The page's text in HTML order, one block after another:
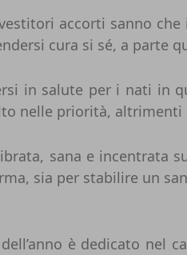
accorti sanno
cura si sé, a parte
in salute per i nati in
nelle priorità,
sana e
sia per stabilire un
è dedicato nel